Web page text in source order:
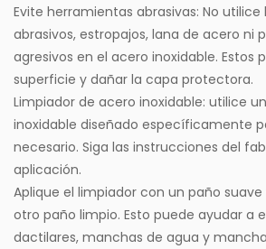
Evite herramientas abrasivas: No utilice
abrasivos, estropajos, lana de acero ni
agresivos en el acero inoxidable. Estos
superficie y dañar la capa protectora.
Limpiador de acero inoxidable: utilice
inoxidable diseñado específicamente
necesario. Siga las instrucciones del
aplicación.
Aplique el limpiador con un paño
otro paño limpio. Esto puede ayudar a
dactilares, manchas de agua y